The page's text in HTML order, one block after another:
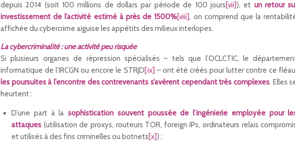
depuis 2014 (soit 100 millions de dollars par période de 100 jours[vii]), et un retour
investissement de l’activité estimé à près de 1500%[viii], on comprend que la
affichée du cybercrime aiguise les appétits des milieux interlopes.
La cybercriminalité : une activité peu risquée
Si plusieurs organes de répression spécialisés – tels que l’OCLCTIC, le
informatique de l’IRCGN ou encore le STRJD[ix] – ont été créés pour lutter contre ce
les poursuites à l’encontre des contrevenants s’avèrent cependant très complexes. Elles
heurtent :
D’une part à lasophistication souvent poussée de l’ingénierie employée pour
attaques (utilisation de proxys, routeurs TOR, foreign IPs, ordinateurs relais
et utilisés à des fins criminelles ou botnets[x]) ;